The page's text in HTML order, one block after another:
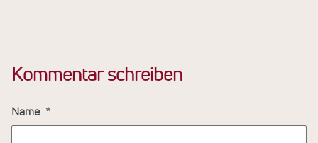
Kommentar schreiben
Name